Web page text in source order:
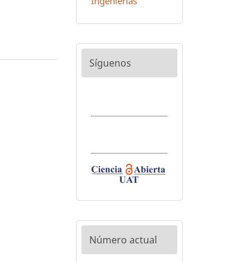
Síguenos
Número actual